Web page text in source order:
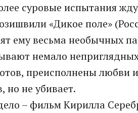
суровые испытания
«Дикое поле»
ему весьма необычных
немало
преисполнены любви
но не убивает.
– фильм Кирилла